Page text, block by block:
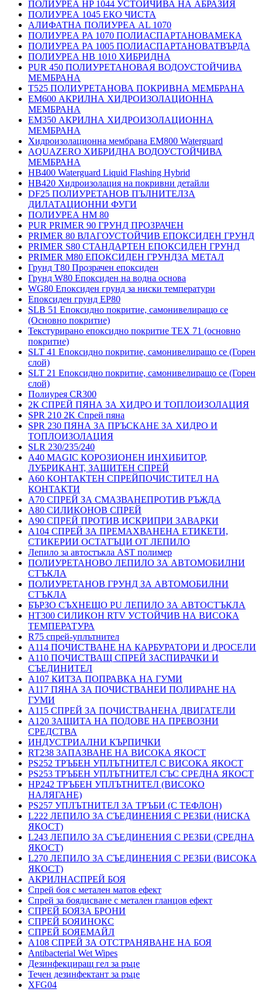
ПОЛИУРЕА HP 1044 УСТОЙЧИВА НА АБРАЗИЯ
ПОЛИУРЕА 1045 ЕКО ЧИСТА
АЛИФАТНА ПОЛИУРЕА AL 1070
ПОЛИУРЕА PA 1070 ПОЛИАСПАРТАНОВАМЕКА
ПОЛИУРЕА PA 1005 ПОЛИАСПАРТАНОВАТВЪРДА
ПОЛИУРЕА HB 1010 ХИБРИДНА
PUR 450 ПОЛИУРЕТАНОВАЯ ВОДОУСТОЙЧИВА
МЕМБРАНА
T525 ПОЛИУРЕТАНОВА ПОКРИВНА МЕМБРАНА
EM600 АКРИЛНА ХИДРОИЗОЛАЦИОННА
МЕМБРАНА
EM350 АКРИЛНА ХИДРОИЗОЛАЦИОННА
МЕМБРАНА
Хидроизолационна мембрана EM800 Waterguard
AQUAZERO ХИБРИДНА ВОДОУСТОЙЧИВА
МЕМБРАНА
HB400 Waterguard Liquid Flashing Hybrid
HB420 Хидроизолация на покривни детайли
DF25 ПОЛИУРЕТАНОВ ПЪЛНИТЕЛЗА
ДИЛАТАЦИОННИ ФУГИ
ПОЛИУРЕА HM 80
PUR PRIMER 90 ГРУНД ПРОЗРАЧЕН
PRIMER 80 ВЛАГОУСТОЙЧИВ ЕПОКСИДЕН ГРУНД
PRIMER S80 СТАНДАРТЕН ЕПОКСИДЕН ГРУНД
PRIMER M80 ЕПОКСИДЕН ГРУНДЗА МЕТАЛ
Грунд Т80 Прозрачен епоксиден
Грунд W80 Епоксиден на водна основа
WG80 Епоксиден грунд за ниски температури
Епоксиден грунд EP80
SLB 51 Епоксидно покритие, самонивелиращо се
(Основно покритие)
Текстурирано епоксидно покритие TEX 71 (основно
покритие)
SLT 41 Епоксидно покритие, самонивелиращо се (Горен
слой)
SLT 21 Епоксидно покритие, самонивелиращо се (Горен
слой)
Полиурея CR300
2К СПРЕЙ ПЯНА ЗА ХИДРО И ТОПЛОИЗОЛАЦИЯ
SPR 210 2K Спрей пяна
SPR 230 ПЯНА ЗА ПРЪСКАНЕ ЗА ХИДРО И
ТОПЛОИЗОЛАЦИЯ
SLR 230/235/240
A40 MAGIC КОРОЗИОНЕН ИНХИБИТОР,
ЛУБРИКАНТ, ЗАЩИТЕН СПРЕЙ
A60 КОНТАКТЕН СПРЕЙПОЧИСТИТЕЛ НА
КОНТАКТИ
A70 СПРЕЙ ЗА СМАЗВАНЕПРОТИВ РЪЖДА
A80 СИЛИКОНОВ СПРЕЙ
A90 СПРЕЙ ПРОТИВ ИСКРИПРИ ЗАВАРКИ
A104 СПРЕЙ ЗА ПРЕМАХВАНЕНА ЕТИКЕТИ,
СТИКЕРИИ ОСТАТЪЦИ ОТ ЛЕПИЛО
Лепило за автостъкла AST полимер
ПОЛИУРЕТАНОВО ЛЕПИЛО ЗА АВТОМОБИЛНИ
СТЪКЛА
ПОЛИУРЕТАНОВ ГРУНД ЗА АВТОМОБИЛНИ
СТЪКЛА
БЪРЗО СЪХНЕЩО PU ЛЕПИЛО ЗА АВТОСТЪКЛА
HT300 СИЛИКОН RTV УСТОЙЧИВ НА ВИСОКА
ТЕМПЕРАТУРА
R75 спрей-уплътнител
A114 ПОЧИСТВАНЕ НА КАРБУРАТОРИ И ДРОСЕЛИ
A110 ПОЧИСТВАЩ СПРЕЙ ЗАСПИРАЧКИ И
СЪЕДИНИТЕЛ
A107 КИТЗА ПОПРАВКА НА ГУМИ
A117 ПЯНА ЗА ПОЧИСТВАНЕИ ПОЛИРАНЕ НА
ГУМИ
A115 СПРЕЙ ЗА ПОЧИСТВАНЕНА ДВИГАТЕЛИ
A120 ЗАЩИТА НА ПОДОВЕ НА ПРЕВОЗНИ
СРЕДСТВА
ИНДУСТРИАЛНИ КЪРПИЧКИ
RT238 ЗАПАЗВАНЕ НА ВИСОКА ЯКОСТ
PS252 ТРЪБЕН УПЛЪТНИТЕЛ С ВИСОКА ЯКОСТ
PS253 ТРЪБЕН УПЛЪТНИТЕЛ СЪС СРЕДНА ЯКОСТ
HP242 ТРЪБЕН УПЛЪТНИТЕЛ (ВИСОКО
НАЛЯГАНЕ)
PS257 УПЛЪТНИТЕЛ ЗА ТРЪБИ (С ТЕФЛОН)
L222 ЛЕПИЛО ЗА СЪЕДИНЕНИЯ С РЕЗБИ (НИСКА
ЯКОСТ)
L243 ЛЕПИЛО ЗА СЪЕДИНЕНИЯ С РЕЗБИ (СРЕДНА
ЯКОСТ)
L270 ЛЕПИЛО ЗА СЪЕДИНЕНИЯ С РЕЗБИ (ВИСОКА
ЯКОСТ)
АКРИЛНАСПРЕЙ БОЯ
Спрей боя с метален матов ефект
Спрей за боядисване с метален гланцов ефект
СПРЕЙ БОЯЗА БРОНИ
СПРЕЙ БОЯИНОКС
СПРЕЙ БОЯЕМАЙЛ
A108 СПРЕЙ ЗА ОТСТРАНЯВАНЕ НА БОЯ
Antibacterial Wet Wipes
Дезинфекциращ гел за ръце
Течен дезинфектант за ръце
XFG04